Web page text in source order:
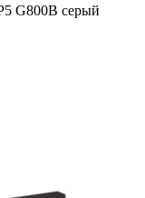
G800B серый